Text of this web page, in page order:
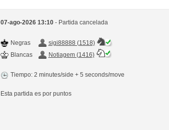
07-ago-2026 13:10 - Partida cancelada
Negras
sigi88888 (1518)
Blancas
Notiagem (1416)
Tiempo: 2 minutes/side + 5 seconds/move
Esta partida es por puntos